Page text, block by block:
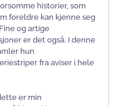
historier, som
foreldre kan kjenne seg
og artige
er det også. I denne
hun
fra aviser i hele
er min